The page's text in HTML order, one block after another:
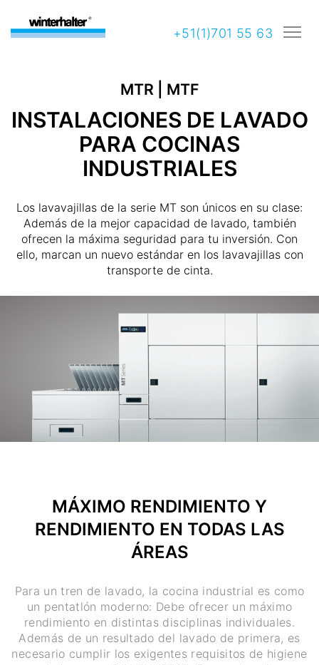
+51(1)701 55 63
MTR | MTF
INSTALACIONES DE LAVADO
PARA COCINAS
INDUSTRIALES
Los lavavajillas de la serie MT son únicos en su clase:
Además de la mejor capacidad de lavado, también
ofrecen la máxima seguridad para tu inversión. Con
ello, marcan un nuevo estándar en los lavavajillas con
transporte de cinta.
MÁXIMO RENDIMIENTO Y
RENDIMIENTO EN TODAS LAS
ÁREAS
Para un tren de lavado, la cocina industrial es como
un pentatlón moderno: Debe ofrecer un máximo
rendimiento en distintas disciplinas individuales.
Además de un resultado del lavado de primera, es
necesario cumplir los exigentes requisitos de higiene